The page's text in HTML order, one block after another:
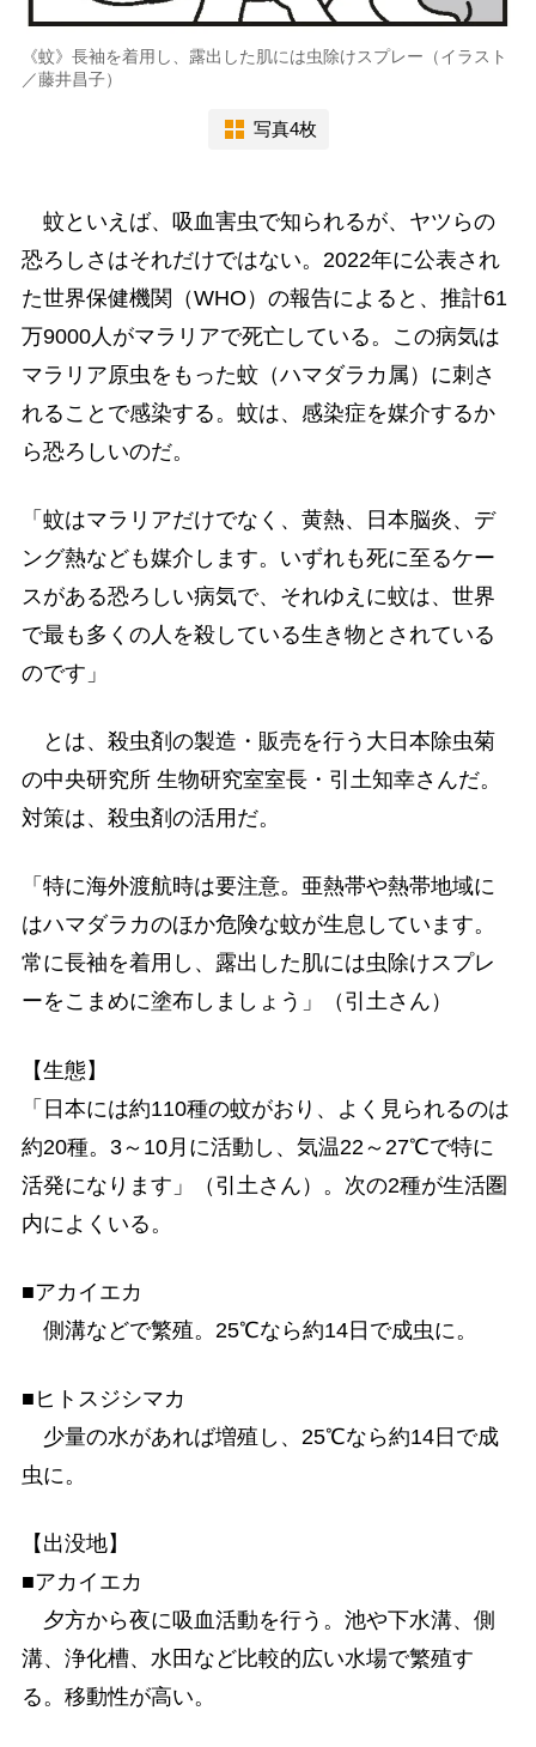
《蚊》長袖を着用し、露出した肌には虫除けスプレー（イラスト
／藤井昌子）
写真4枚
蚊といえば、吸血害虫で知られるが、ヤツらの
恐ろしさはそれだけではない。2022年に公表され
た世界保健機関（WHO）の報告によると、推計61
万9000人がマラリアで死亡している。この病気は
マラリア原虫をもった蚊（ハマダラカ属）に刺さ
れることで感染する。蚊は、感染症を媒介するか
ら恐ろしいのだ。
「蚊はマラリアだけでなく、黄熱、日本脳炎、デ
ング熱なども媒介します。いずれも死に至るケー
スがある恐ろしい病気で、それゆえに蚊は、世界
で最も多くの人を殺している生き物とされている
のです」
とは、殺虫剤の製造・販売を行う大日本除虫菊
の中央研究所 生物研究室室長・引土知幸さんだ。
対策は、殺虫剤の活用だ。
「特に海外渡航時は要注意。亜熱帯や熱帯地域に
はハマダラカのほか危険な蚊が生息しています。
常に長袖を着用し、露出した肌には虫除けスプレ
ーをこまめに塗布しましょう」（引土さん）
【生態】
「日本には約110種の蚊がおり、よく見られるのは
約20種。3～10月に活動し、気温22～27℃で特に
活発になります」（引土さん）。次の2種が生活圏
内によくいる。
■アカイエカ
側溝などで繁殖。25℃なら約14日で成虫に。
■ヒトスジシマカ
少量の水があれば増殖し、25℃なら約14日で成
虫に。
【出没地】
■アカイエカ
夕方から夜に吸血活動を行う。池や下水溝、側
溝、浄化槽、水田など比較的広い水場で繁殖す
る。移動性が高い。